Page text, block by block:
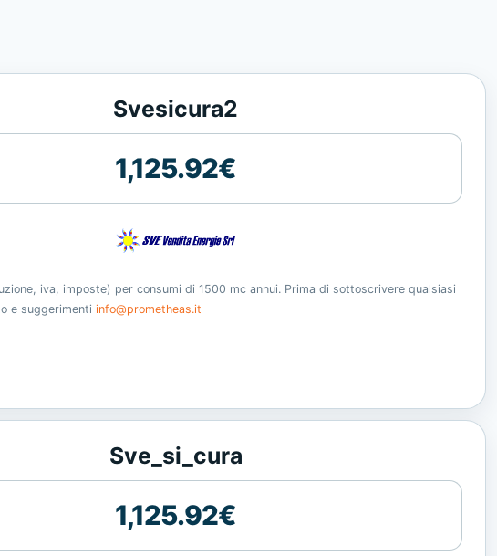
Svesicura2
1,125.92€
iva, imposte) per consumi di 1500 mc annui. Prima di sottoscrivere qualsiasi
e suggerimenti info@prometheas.it
Sve_si_cura
1,125.92€